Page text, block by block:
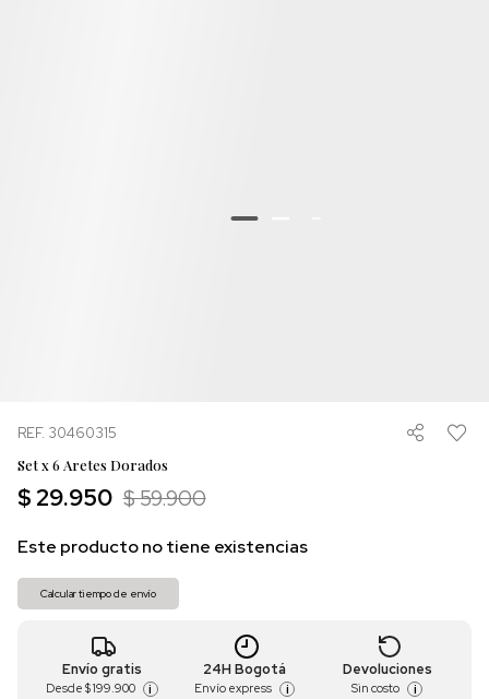
REF. 30460315
Set x 6 Aretes Dorados
$ 29.950 $ 59.900
Este producto no tiene existencias
Calcular tiempo de envío
Envío gratis
Desde $ 199.900 i
24H Bogotá
Envío express i
Devoluciones
Sin costo i